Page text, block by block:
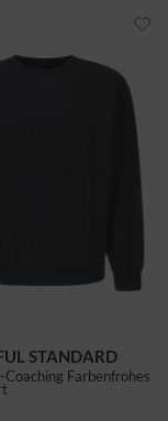
STANDARD
Coaching Farbenfrohes